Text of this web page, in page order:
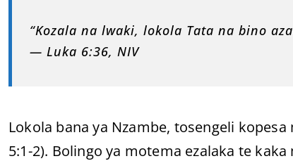
“Kozala na lwaki, lokola Tata na bino
— Luka 6:36, NIV
Lokola bana ya Nzambe, tosengeli
5:1-2). Bolingo ya motema ezalaka te